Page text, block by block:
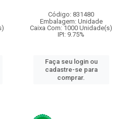
Código: 831480
Embalagem: Unidade
Caixa Com: 1000 Unidade(s)
IPI: 9.75%
Faça seu login ou
cadastre-se para
comprar.